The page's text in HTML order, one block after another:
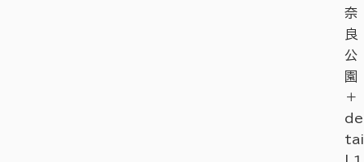
奈
良
公
園
＋
de
tai